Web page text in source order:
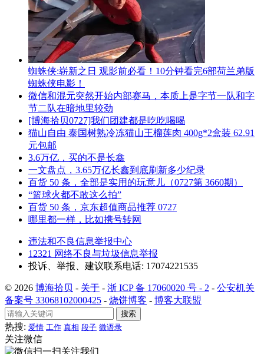
蜘蛛侠:崭新之日 观影前必看！10分钟看完6部荷兰弟版
蜘蛛侠电影！
微信和混元突然开始内部赛马，本质上是字节一队和字
节二队在暗地里较劲
[博海拾贝0727]我们团建都是吃吃喝喝
猫山自由 泰国树熟冷冻猫山王榴莲肉 400g*2盒装 62.91
元包邮
3.6万亿，买的不是长鑫
一文盘点，3.65万亿长鑫到底刷新多少纪录
百货 50 条，全部是实用的玩意儿（0727第 3660期）
“篮球火都不敢这么拍”
百货 50 条，京东超值商品推荐 0727
哪里都一样，比如携号转网
违法和不良信息举报中心
12321 网络不良与垃圾信息举报
投诉、举报、建议联系电话: 17074221535
© 2026 博海拾贝 - 关于 - 浙 ICP 备 17060020 号 - 2 - 公安机关
备案号 33068102000425 - 烧饼博客 - 博客大联盟
搜索
热搜: 爱情 工作 真相 段子 微语录
关注微信